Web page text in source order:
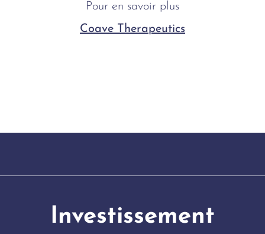
Pour en savoir plus
Coave Therapeutics
Investissement